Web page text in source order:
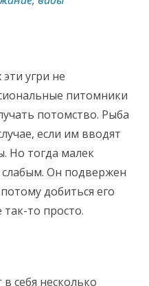
эти угри не
питомники
потомство. Рыба
если им вводят
Но тогда малек
Он подвержен
добиться его
то просто.
себя несколько